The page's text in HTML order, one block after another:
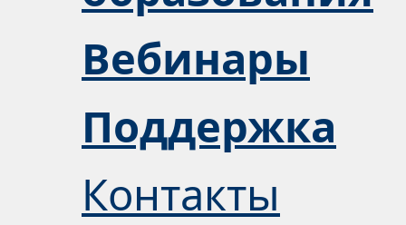
Вебинары
Поддержка
Контакты